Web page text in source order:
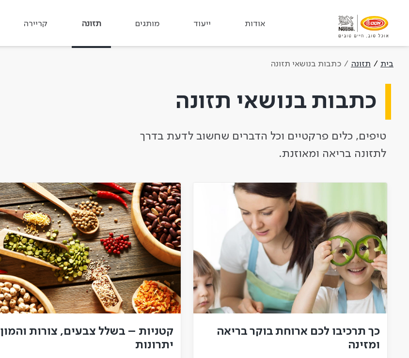
אודות ייעוד מותגים תזונה קריירה
בית תזונה כתבות בנושאי תזונה
כתבות בנושאי תזונה
טיפים, כלים פרקטיים וכל הדברים שחשוב לדעת בדרך
לתזונה בריאה ומאוזנת.
כך תרכיבו לכם ארוחת בוקר בריאה
ומזינה
קטניות – בשלל צבעים, צורות והמון
יתרונות